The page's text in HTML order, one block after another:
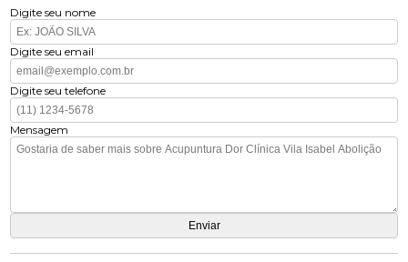
Digite seu nome
Digite seu email
Digite seu telefone
Mensagem